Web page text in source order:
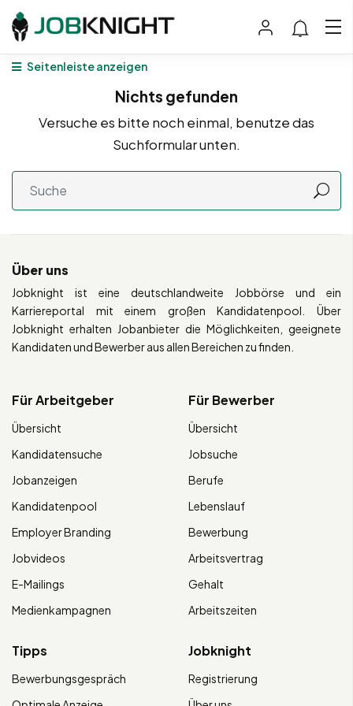
Seitenleiste anzeigen
Nichts gefunden
Versuche es bitte noch einmal, benutze das
Suchformular unten.
Über uns
Jobknight ist eine deutschlandweite Jobbörse und ein
Karriereportal mit einem großen Kandidatenpool. Über
Jobknight erhalten Jobanbieter die Möglichkeiten, geeignete
Kandidaten und Bewerber aus allen Bereichen zu finden.
Für Arbeitgeber
Übersicht
Kandidatensuche
Jobanzeigen
Kandidatenpool
Employer Branding
Jobvideos
E-Mailings
Medienkampagnen
Für Bewerber
Übersicht
Jobsuche
Berufe
Lebenslauf
Bewerbung
Arbeitsvertrag
Gehalt
Arbeitszeiten
Tipps
Bewerbungsgespräch
Jobknight
Registrierung